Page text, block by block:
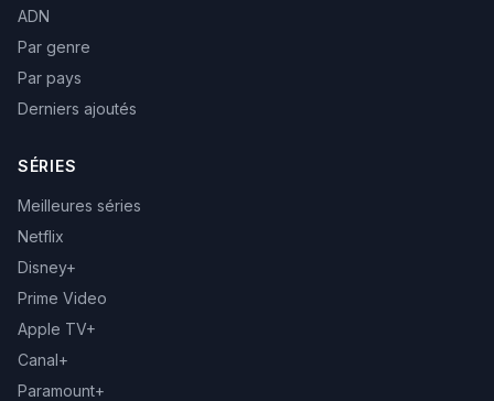
ADN
Par genre
Par pays
Derniers ajoutés
SÉRIES
Meilleures séries
Netflix
Disney+
Prime Video
Apple TV+
Canal+
Paramount+